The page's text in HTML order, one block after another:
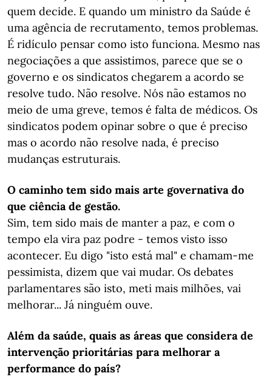
quem decide. E quando um ministro da Saúde é
uma agência de recrutamento, temos problemas.
É ridículo pensar como isto funciona. Mesmo nas
negociações a que assistimos, parece que se o
governo e os sindicatos chegarem a acordo se
resolve tudo. Não resolve. Nós não estamos no
meio de uma greve, temos é falta de médicos. Os
sindicatos podem opinar sobre o que é preciso
mas o acordo não resolve nada, é preciso
mudanças estruturais.
O caminho tem sido mais arte governativa do
que ciência de gestão.
Sim, tem sido mais de manter a paz, e com o
tempo ela vira paz podre - temos visto isso
acontecer. Eu digo "isto está mal" e chamam-me
pessimista, dizem que vai mudar. Os debates
parlamentares são isto, meti mais milhões, vai
melhorar... Já ninguém ouve.
Além da saúde, quais as áreas que considera de
intervenção prioritárias para melhorar a
performance do país?